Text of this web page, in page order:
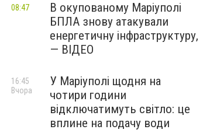
В окупованому Маріуполі
БПЛА знову атакували
енергетичну інфраструктуру,
— ВІДЕО
08:47
У Маріуполі щодня на
чотири години
відключатимуть світло: це
вплине на подачу води
16:45
Вчора